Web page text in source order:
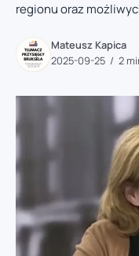
regionu oraz
Mateusz Kapica
2025-09-25
2